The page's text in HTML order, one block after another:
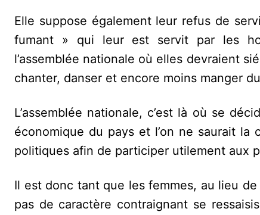
Elle suppose également leur refus de
fumant » qui leur est servit par les
l’assemblée nationale où elles devraient
chanter, danser et encore moins manger
L’assemblée nationale, c’est là où se
économique du pays et l’on ne saurait
politiques afin de participer utilement aux
Il est donc tant que les femmes, au lieu de
pas de caractère contraignant se